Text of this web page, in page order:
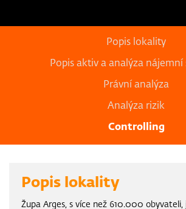
Popis lokality
Popis aktiv a analýza nájemní
Právní analýza
Analýza rizik
Controlling
Popis lokality
Župa Arges, s více než 610.000 obyvateli,